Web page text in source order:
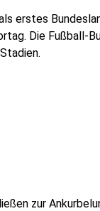
erstes
Die Fußball-
zur